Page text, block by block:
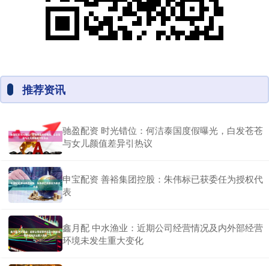
推荐资讯
驰盈配资 时光错位：何洁泰国度假曝光，白发苍苍
与女儿颜值差异引热议
申宝配资 善裕集团控股：朱伟标已获委任为授权代
表
鑫月配 中水渔业：近期公司经营情况及内外部经营
环境未发生重大变化